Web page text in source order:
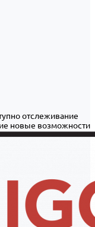
отслеживание
новые возможности